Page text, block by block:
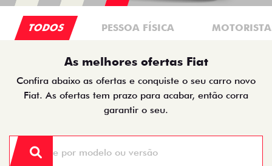
TODOS PESSOA FÍSICA
As melhores ofertas Fiat
Confira abaixo as ofertas e conquiste o seu carro novo
Fiat. As ofertas tem prazo para acabar, então corra
garantir o seu.